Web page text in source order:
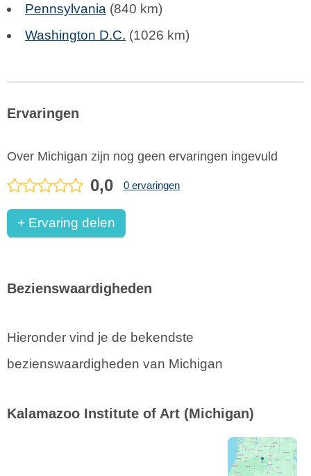
Pennsylvania (840 km)
Washington D.C. (1026 km)
Ervaringen
Over Michigan zijn nog geen ervaringen ingevuld
0,0 0 ervaringen
+ Ervaring delen
Bezienswaardigheden
Hieronder vind je de bekendste
bezienswaardigheden van Michigan
Kalamazoo Institute of Art (Michigan)